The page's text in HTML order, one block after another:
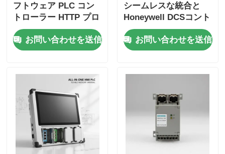
フトウェア PLC コン
トローラー HTTP プロ
トコルと 403 安全な産
業自動化のための禁止
アクセス制御
お問い合わせを送信
シームレスな統合と
Honeywell DCSコント
ローラと互換性のある
プログラム可能なPLC
コントローラ
お問い合わせを送信